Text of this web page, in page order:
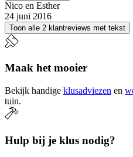
Nico en Esther
24 juni 2016
Toon alle 2 klantreviews met tekst
Maak het mooier
Bekijk handige klusadviezen en
tuin.
Hulp bij je klus nodig?